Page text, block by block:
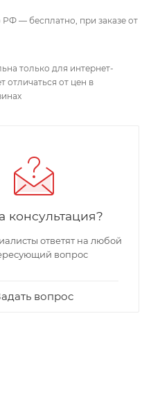
РФ — бесплатно, при заказе от
только для интернет-
отличаться от цен в
консультация?
ответят на любой
вопрос
вопрос